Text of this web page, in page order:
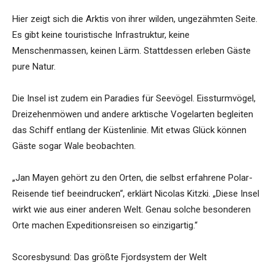
Hier zeigt sich die Arktis von ihrer wilden, ungezähmten Seite.
Es gibt keine touristische Infrastruktur, keine
Menschenmassen, keinen Lärm. Stattdessen erleben Gäste
pure Natur.
Die Insel ist zudem ein Paradies für Seevögel. Eissturmvögel,
Dreizehenmöwen und andere arktische Vogelarten begleiten
das Schiff entlang der Küstenlinie. Mit etwas Glück können
Gäste sogar Wale beobachten.
„Jan Mayen gehört zu den Orten, die selbst erfahrene Polar-
Reisende tief beeindrucken“, erklärt Nicolas Kitzki. „Diese Insel
wirkt wie aus einer anderen Welt. Genau solche besonderen
Orte machen Expeditionsreisen so einzigartig.“
Scoresbysund: Das größte Fjordsystem der Welt